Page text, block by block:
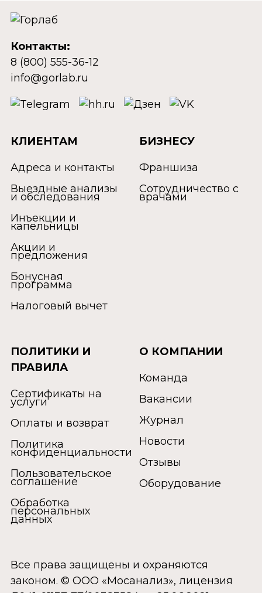
Контакты:
8 (800) 555-36-12
info@gorlab.ru
КЛИЕНТАМ
Адреса и контакты
Выездные анализы
и обследования
Инъекции и
капельницы
Акции и
предложения
Бонусная
программа
Налоговый вычет
БИЗНЕСУ
Франшиза
Сотрудничество с
врачами
ПОЛИТИКИ И
ПРАВИЛА
Сертификаты на
услуги
Оплаты и возврат
Политика
конфиденциальности
Пользовательское
соглашение
Обработка
персональных
данных
О КОМПАНИИ
Команда
Вакансии
Журнал
Новости
Отзывы
Оборудование
Все права защищены и охраняются
законом. © ООО «Мосанализ», лицензия